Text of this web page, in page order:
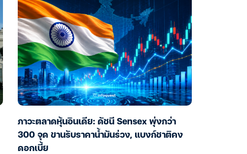
ภาวะตลาดหุ้นอินเดีย: ดัชนี Sensex พุ่งกว่า
300 จุด ขานรับราคาน้ำมันร่วง, แบงก์ชาติคง
ดอกเบี้ย